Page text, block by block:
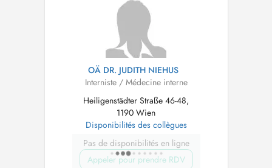
OÄ DR. JUDITH NIEHUS
Interniste / Médecine interne
Heiligenstädter Straße 46-48,
1190 Wien
Disponibilités des collègues
Pas de disponibilités en ligne
Appeler pour prendre RDV